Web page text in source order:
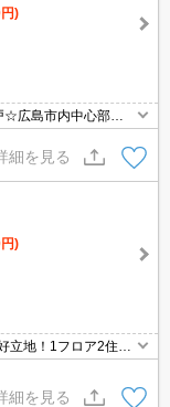
)
広島市内中心部の
口対面式キッチンや
スーパーやコンビニ
り☆彡
細を見る
)
地！1フロア2住戸
市ガスで光熱費を抑
住環境良好です☆宅
細を見る